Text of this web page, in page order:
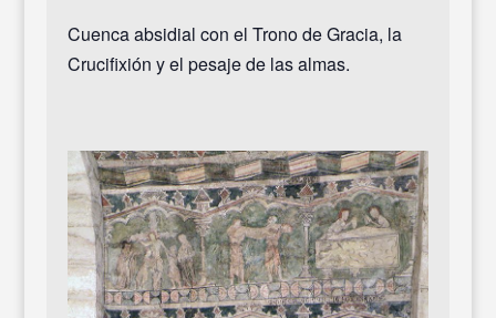
Cuenca absidial con el Trono de Gracia, la
Crucifixión y el pesaje de las almas.